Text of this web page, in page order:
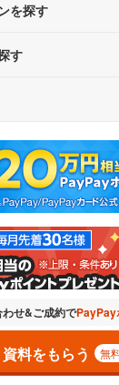
ました。
せ&ご成約でPayPay
資料をもらう 無
を探す
す
す
中古
中古
土地
教え